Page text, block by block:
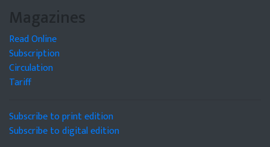
Magazines
Read Online
Subscription
Circulation
Tariff
Subscribe to print edition
Subscribe to digital edition